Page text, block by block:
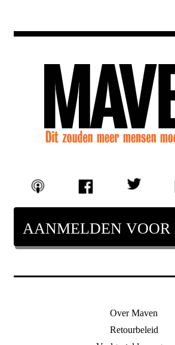
Over Maven
Retourbeleid